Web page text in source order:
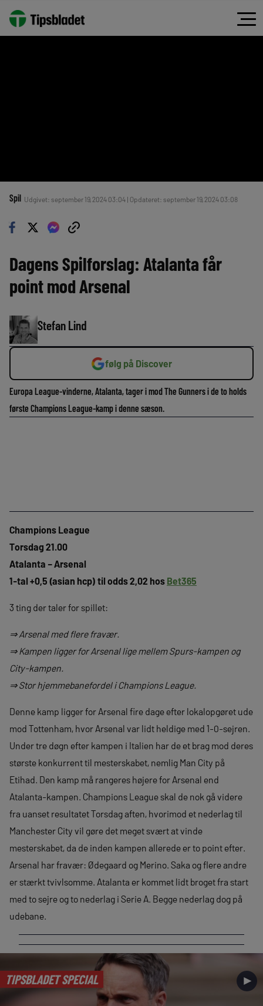
Spil Udgivet: september 19, 2024 03:04 | Opdateret: september 19, 2024 03:08
Dagens Spilforslag: Atalanta får
point mod Arsenal
Stefan Lind
følg på Discover
Europa League-vinderne, Atalanta, tager i mod The Gunners i de to holds
første Champions League-kamp i denne sæson.
Champions League
Torsdag 21.00
Atalanta – Arsenal
1-tal +0,5 (asian hcp) til odds 2,02 hos Bet365
3 ting der taler for spillet:
⇒ Arsenal med flere fravær.
⇒ Kampen ligger for Arsenal lige mellem Spurs-kampen og
City-kampen.
⇒ Stor hjemmebanefordel i Champions League.
Denne kamp ligger for Arsenal fire dage efter lokalopgøret ude
mod Tottenham, hvor Arsenal var lidt heldige med 1-0-sejren.
Under tre døgn efter kampen i Italien har de et brag mod deres
største konkurrent til mesterskabet, nemlig Man City på
Etihad. Den kamp må rangeres højere for Arsenal end
Atalanta-kampen. Champions League skal de nok gå videre
fra uanset resultatet Torsdag aften, hvorimod et nederlag til
Manchester City vil gøre det meget svært at vinde
mesterskabet, da de inden kampen allerede er to point efter.
Arsenal har fravær: Ødegaard og Merino. Saka og flere andre
er stærkt tvivlsomme. Atalanta er kommet lidt broget fra start
med to sejre og to nederlag i Serie A. Begge nederlag dog på
udebane.
TIPSBLADET SPECIAL ►